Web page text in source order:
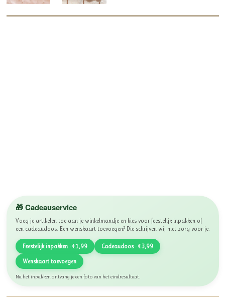
🎁 Cadeauservice
Voeg je artikelen toe aan je winkelmandje en kies voor feestelijk inpakken of
een cadeaudoos. Een wenskaart toevoegen? Die schrijven wij met zorg voor je.
Feestelijk inpakken · €1,99 Cadeaudoos · €3,99
Wenskaart toevoegen
Na het inpakken ontvang je een foto van het eindresultaat.